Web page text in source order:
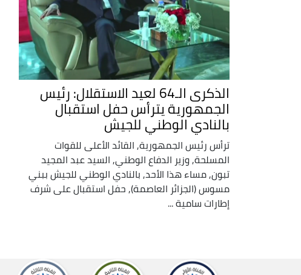
الذكرى الـ64 لعيد الاستقلال: رئيس
الجمهورية يترأس حفل استقبال
بالنادي الوطني للجيش
ترأس رئيس الجمهورية, القائد الأعلى للقوات
المسلحة, وزير الدفاع الوطني, السيد عبد المجيد
تبون, مساء هذا الأحد, بالنادي الوطني للجيش ببني
مسوس (الجزائر العاصمة), حفل استقبال على شرف
إطارات سامية ...